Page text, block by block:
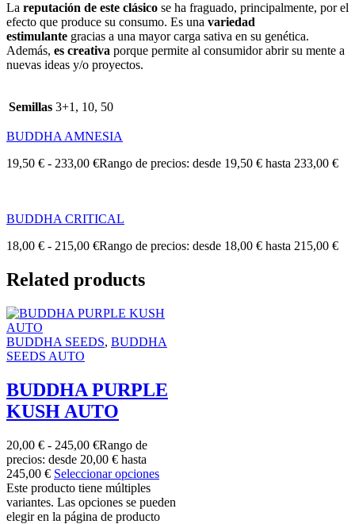
La reputación de este clásico se ha fraguado, principalmente, por el
efecto que produce su consumo. Es una variedad
estimulante gracias a una mayor carga sativa en su genética.
Además, es creativa porque permite al consumidor abrir su mente a
nuevas ideas y/o proyectos.
Semillas 3+1, 10, 50
BUDDHA AMNESIA
19,50 € - 233,00 €Rango de precios: desde 19,50 € hasta 233,00 €
BUDDHA CRITICAL
18,00 € - 215,00 €Rango de precios: desde 18,00 € hasta 215,00 €
Related products
BUDDHA SEEDS, BUDDHA
SEEDS AUTO
BUDDHA PURPLE
KUSH AUTO
20,00 € - 245,00 €Rango de
precios: desde 20,00 € hasta
245,00 € Seleccionar opciones
Este producto tiene múltiples
variantes. Las opciones se pueden
elegir en la página de producto